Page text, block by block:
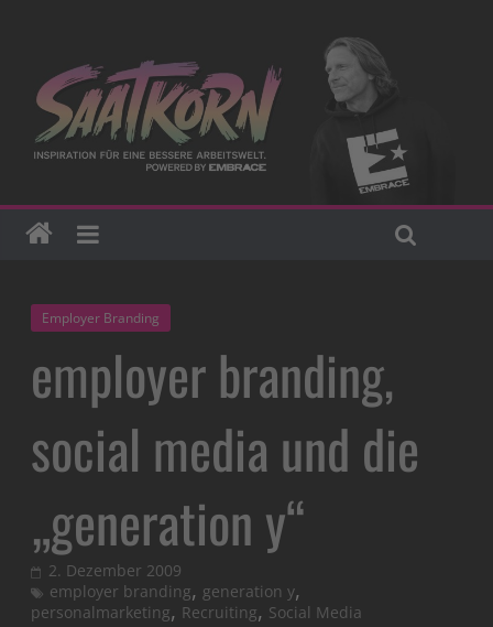
Employer Branding
employer branding,
social media und die
„generation y“
2. Dezember 2009
employer branding, generation y,
personalmarketing, Recruiting, Social Media